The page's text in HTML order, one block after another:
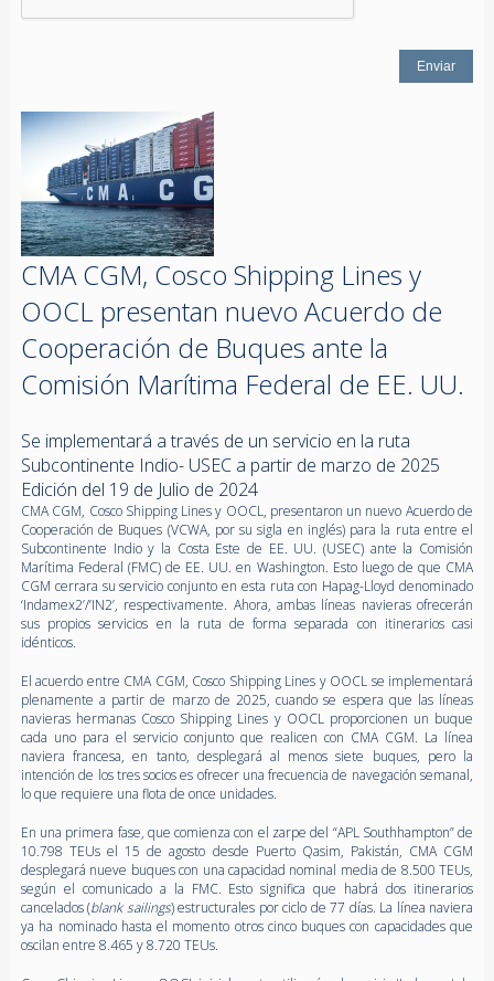
CMA CGM, Cosco Shipping Lines y
OOCL presentan nuevo Acuerdo de
Cooperación de Buques ante la
Comisión Marítima Federal de EE. UU.
Se implementará a través de un servicio en la ruta
Subcontinente Indio- USEC a partir de marzo de 2025
Edición del 19 de Julio de 2024
CMA CGM, Cosco Shipping Lines y OOCL, presentaron un nuevo Acuerdo de
Cooperación de Buques (VCWA, por su sigla en inglés) para la ruta entre el
Subcontinente Indio y la Costa Este de EE. UU. (USEC) ante la Comisión
Marítima Federal (FMC) de EE. UU. en Washington. Esto luego de que CMA
CGM cerrara su servicio conjunto en esta ruta con Hapag-Lloyd denominado
‘Indamex2’/’IN2’, respectivamente. Ahora, ambas líneas navierasofrecerán
sus propios servicios en la ruta de forma separada con itinerarios casi
idénticos.
El acuerdo entre CMA CGM, Cosco Shipping Lines y OOCL se implementará
plenamente a partir de marzo de 2025, cuando se espera que las líneas
navieras hermanas Cosco Shipping Lines y OOCL proporcionen un buque
cada uno para el servicio conjunto que realicen con CMA CGM. La línea
naviera francesa, en tanto, desplegará al menos siete buques, pero la
intención de los tres socios es ofrecer una frecuencia de navegación semanal,
lo que requiere una flota de once unidades.
En una primera fase, que comienza con el zarpe del “APL Southhampton” de
10.798 TEUs el 15 de agosto desde Puerto Qasim, Pakistán, CMA CGM
desplegará nueve buques con una capacidad nominal media de 8.500 TEUs,
según el comunicado a la FMC. Esto significa que habrá dos itinerarios
cancelados (blank sailings) estructurales por ciclo de 77 días. La línea naviera
ya ha nominado hasta el momento otros cinco buques con capacidades que
oscilan entre 8.465 y 8.720 TEUs.